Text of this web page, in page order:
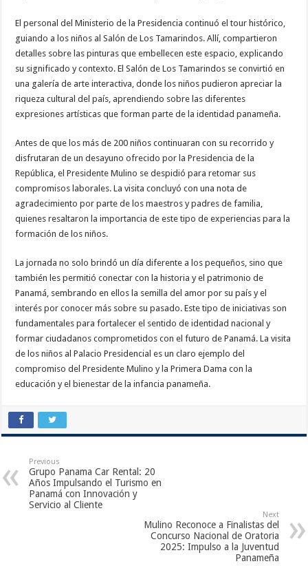
El personal del Ministerio de la Presidencia continuó el tour histórico,
guiando a los niños al Salón de Los Tamarindos. Allí, compartieron
detalles sobre las pinturas que embellecen este espacio, explicando
su significado y contexto. El Salón de Los Tamarindos se convirtió en
una galería de arte interactiva, donde los niños pudieron apreciar la
riqueza cultural del país, aprendiendo sobre las diferentes
expresiones artísticas que forman parte de la identidad panameña.
Antes de que los más de 200 niños continuaran con su recorrido y
disfrutaran de un desayuno ofrecido por la Presidencia de la
República, el Presidente Mulino se despidió para retomar sus
compromisos laborales. La visita concluyó con una nota de
agradecimiento por parte de los maestros y padres de familia,
quienes resaltaron la importancia de este tipo de experiencias para la
formación de los niños.
La jornada no solo brindó un día diferente a los pequeños, sino que
también les permitió conectar con la historia y el patrimonio de
Panamá, sembrando en ellos la semilla del amor por su país y el
interés por conocer más sobre su pasado. Este tipo de iniciativas son
fundamentales para fortalecer el sentido de identidad nacional y
formar ciudadanos comprometidos con el futuro de Panamá. La visita
de los niños al Palacio Presidencial es un claro ejemplo del
compromiso del Presidente Mulino y la Primera Dama con la
educación y el bienestar de la infancia panameña.
Previous
Grupo Panama Car Rental: 20
Años Impulsando el Turismo en
Panamá con Innovación y
Servicio al Cliente
Next
Mulino Reconoce a Finalistas del
Concurso Nacional de Oratoria
2025: Impulso a la Juventud
Panameña